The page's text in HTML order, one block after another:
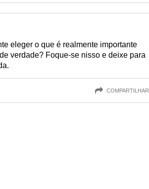
eleger o que é realmente importante
verdade? Foque-se nisso e deixe para
COMPARTILHAR